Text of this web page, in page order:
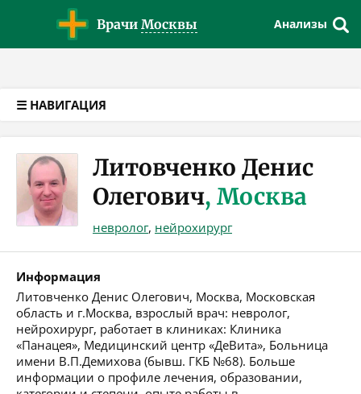
Врачи Москвы Анализы
☰ НАВИГАЦИЯ
Литовченко Денис
Олегович, Москва
невролог, нейрохирург
Информация
Литовченко Денис Олегович, Москва, Московская
область и г.Москва, взрослый врач: невролог,
нейрохирург, работает в клиниках: Клиника
«Панацея», Медицинский центр «ДеВита», Больница
имени В.П.Демихова (бывш. ГКБ №68). Больше
информации о профиле лечения, образовании,